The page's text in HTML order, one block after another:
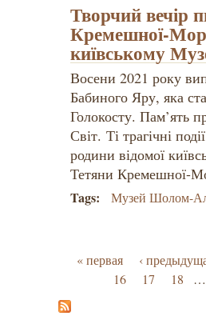
Творчий вечір
Кремешної-
київському
Восени 2021 року
Бабиного Яру, яка
Голокосту. Пам’ять
Світ. Ті трагічні
родини відомої
Тетяни Кремешної-
Tags: Музей Шолом-
Страницы
« первая
‹
16
17 18 …